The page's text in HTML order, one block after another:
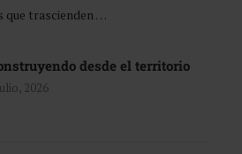
que trascienden …
desde el territorio
2026